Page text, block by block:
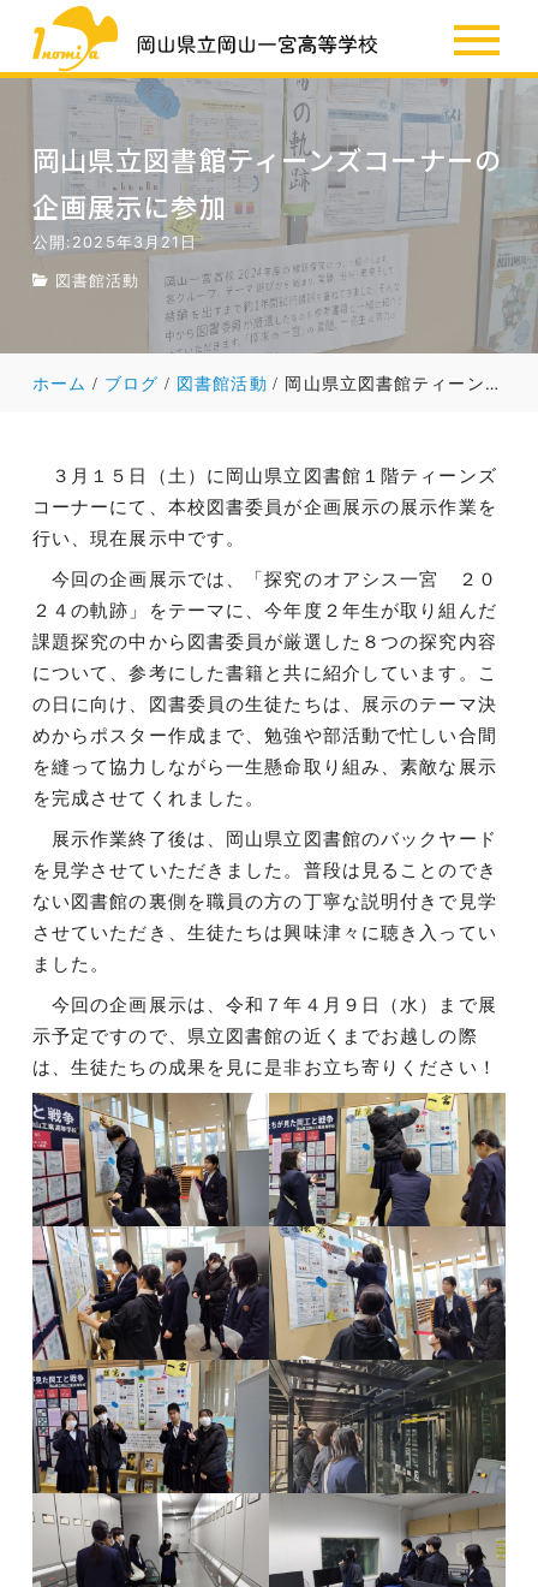
SSH
お知らせ
岡山県立図書館ティーンズコーナーの
企画展示に参加
公開:2025年3月21日
図書館活動
ホーム ブログ 図書館活動 岡山県立図書館ティーンズコーナーの企画展示に参加
３月１５日（土）に岡山県立図書館１階ティーンズ
コーナーにて、本校図書委員が企画展示の展示作業を
行い、現在展示中です。
今回の企画展示では、「探究のオアシス一宮 ２０
２４の軌跡」をテーマに、今年度２年生が取り組んだ
課題探究の中から図書委員が厳選した８つの探究内容
について、参考にした書籍と共に紹介しています。こ
の日に向け、図書委員の生徒たちは、展示のテーマ決
めからポスター作成まで、勉強や部活動で忙しい合間
を縫って協力しながら一生懸命取り組み、素敵な展示
を完成させてくれました。
展示作業終了後は、岡山県立図書館のバックヤード
を見学させていただきました。普段は見ることのでき
ない図書館の裏側を職員の方の丁寧な説明付きで見学
させていただき、生徒たちは興味津々に聴き入ってい
ました。
今回の企画展示は、令和７年４月９日（水）まで展
示予定ですので、県立図書館の近くまでお越しの際
は、生徒たちの成果を見に是非お立ち寄りください！